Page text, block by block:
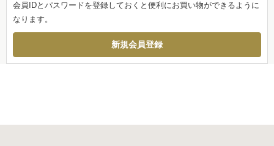
会員IDとパスワードを登録しておくと便利にお買い物ができるように
なります。